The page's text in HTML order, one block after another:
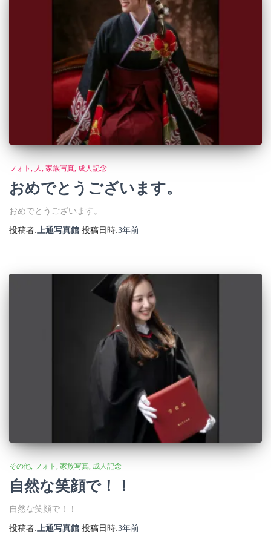
フォト 人 家族写真 成人記念
おめでとうございます。
おめでとうございます。
投稿者:上通写真館 投稿日時:3年前
その他 フォト 家族写真 成人記念
自然な笑顔で！！
自然な笑顔で！！
投稿者: 上通写真館 投稿日時:3年前